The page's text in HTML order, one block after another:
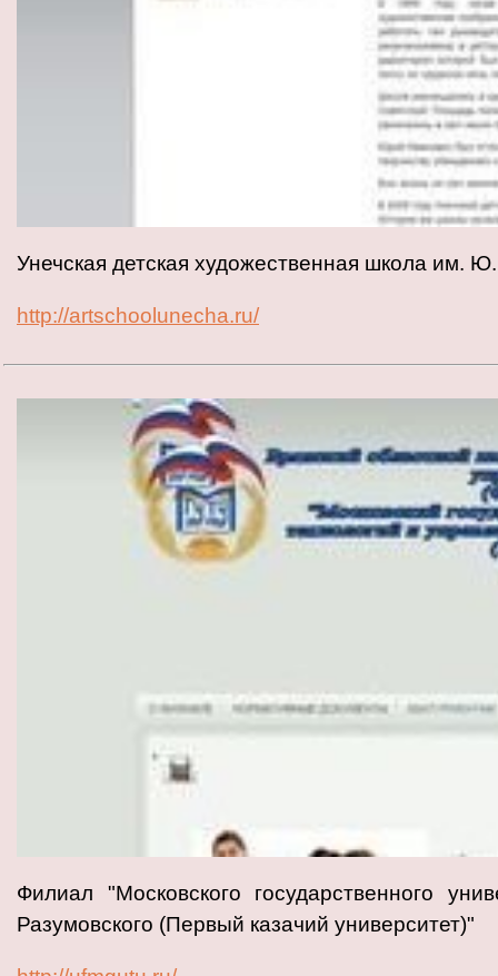
Унечская детская художественная школа им.
http://artschoolunecha.ru/
Филиал "Московского государственного
Разумовского (Первый казачий университет)"